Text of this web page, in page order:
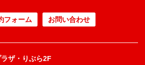
フォーム お問い合わせ
ザ・りぶら2F